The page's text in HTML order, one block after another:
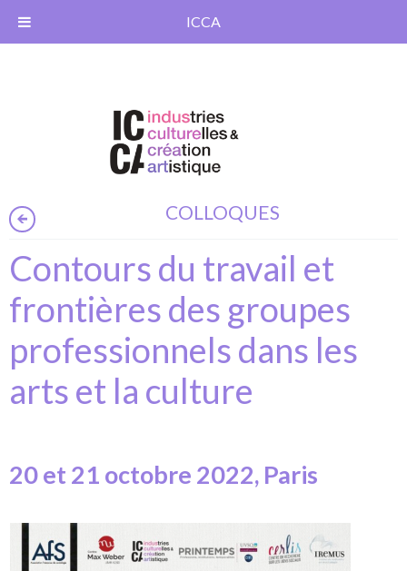
COLLOQUES
Contours du travail et
frontières des groupes
professionnels dans les
arts et la culture
20 et 21 octobre 2022, Paris
ICCA